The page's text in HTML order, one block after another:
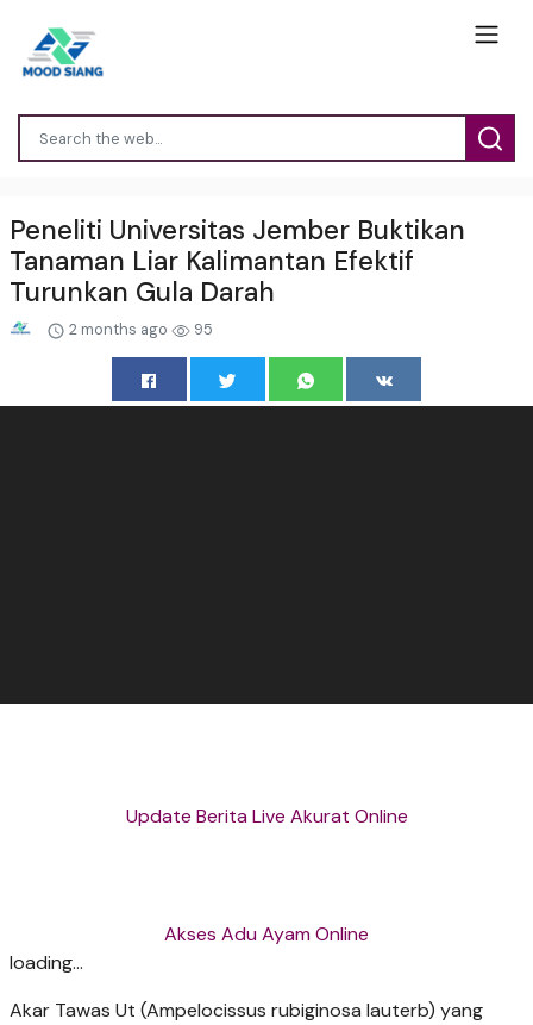
Peneliti Universitas Jember Buktikan
Tanaman Liar Kalimantan Efektif
Turunkan Gula Darah
2 months ago 95
Update Berita Live Akurat Online
Akses Adu Ayam Online
loading...
Akar Tawas Ut (Ampelocissus rubiginosa lauterb) yang